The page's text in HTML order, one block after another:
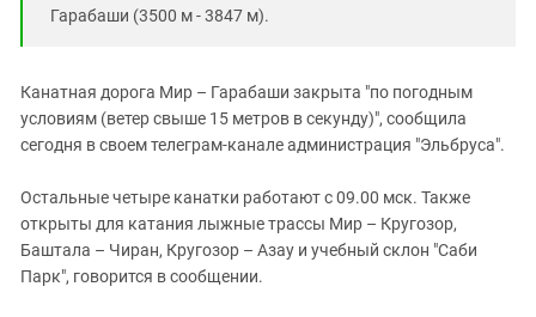
Гарабаши (3500 м - 3847 м).
Канатная дорога Мир – Гарабаши закрыта "по погодным
условиям (ветер свыше 15 метров в секунду)", сообщила
сегодня в своем телеграм-канале администрация "Эльбруса".
Остальные четыре канатки работают с 09.00 мск. Также
открыты для катания лыжные трассы Мир – Кругозор,
Баштала – Чиран, Кругозор – Азау и учебный склон "Саби
Парк", говорится в сообщении.